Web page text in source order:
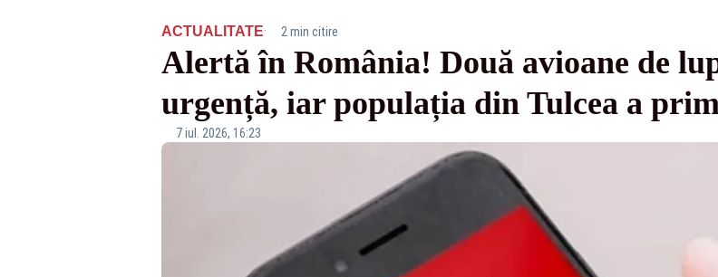
ACTUALITATE· 2 min citire
Alertă în România! Două avioane de
urgență, iar populația din Tulcea a
7 iul. 2026, 16:23